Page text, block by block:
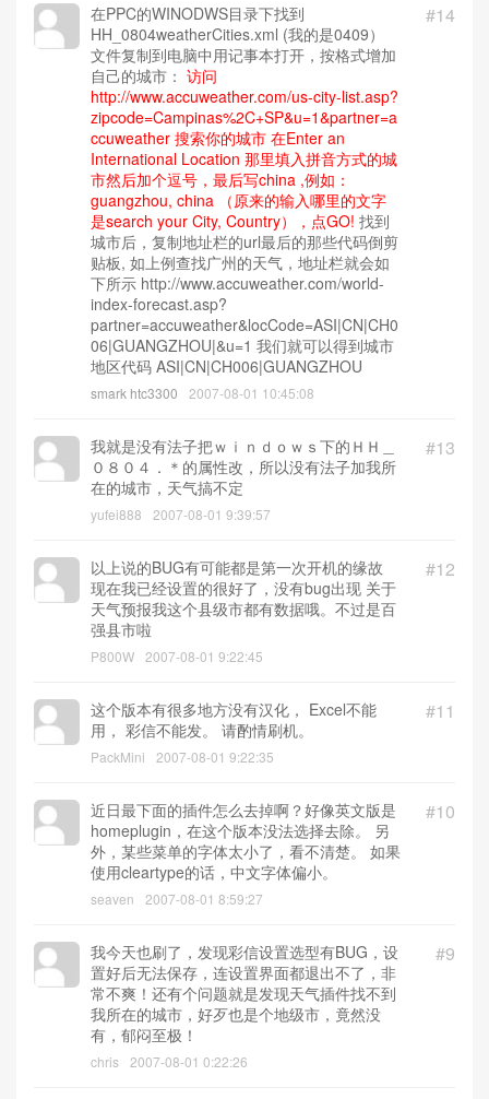
#14
在PPC的WINODWS目录下找到
HH_0804weatherCities.xml (我的是0409）
文件复制到电脑中用记事本打开，按格式增加
自己的城市： 访问
http://www.accuweather.com/us-city-list.asp?
zipcode=Campinas%2C+SP&u=1&partner=a
ccuweather 搜索你的城市 在Enter an
International Location 那里填入拼音方式的城
市然后加个逗号，最后写china ,例如：
guangzhou, china （原来的输入哪里的文字
是search your City, Country），点GO! 找到
城市后，复制地址栏的url最后的那些代码倒剪
贴板, 如上例查找广州的天气，地址栏就会如
下所示 http://www.accuweather.com/world-
index-forecast.asp?
partner=accuweather&locCode=ASI|CN|CH0
06|GUANGZHOU|&u=1 我们就可以得到城市
地区代码 ASI|CN|CH006|GUANGZHOU
smark htc3300 2007-08-01 10:45:08
#13
我就是没有法子把ｗｉｎｄｏｗｓ下的ＨＨ＿
０８０４．＊的属性改，所以没有法子加我所
在的城市，天气搞不定
yufei888 2007-08-01 9:39:57
#12
以上说的BUG有可能都是第一次开机的缘故
现在我已经设置的很好了，没有bug出现 关于
天气预报我这个县级市都有数据哦。不过是百
强县市啦
P800W 2007-08-01 9:22:45
#11
这个版本有很多地方没有汉化， Excel不能
用， 彩信不能发。 请酌情刷机。
PackMini 2007-08-01 9:22:35
#10
近日最下面的插件怎么去掉啊？好像英文版是
homeplugin，在这个版本没法选择去除。 另
外，某些菜单的字体太小了，看不清楚。 如果
使用cleartype的话，中文字体偏小。
seaven 2007-08-01 8:59:27
#9
我今天也刷了，发现彩信设置选型有BUG，设
置好后无法保存，连设置界面都退出不了，非
常不爽！还有个问题就是发现天气插件找不到
我所在的城市，好歹也是个地级市，竟然没
有，郁闷至极！
chris 2007-08-01 0:22:26